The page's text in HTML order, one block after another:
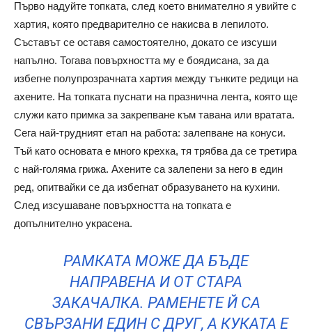
Първо надуйте топката, след което внимателно я увийте с
хартия, която предварително се накисва в лепилото.
Съставът се оставя самостоятелно, докато се изсуши
напълно. Тогава повърхността му е боядисана, за да
избегне полупрозрачната хартия между тънките редици на
ахените. На топката пуснати на празнична лента, която ще
служи като примка за закрепване към тавана или вратата.
Сега най-трудният етап на работа: залепване на конуси.
Тъй като основата е много крехка, тя трябва да се третира
с най-голяма грижа. Ахените са залепени за него в един
ред, опитвайки се да избегнат образуването на кухини.
След изсушаване повърхността на топката е
допълнително украсена.
РАМКАТА МОЖЕ ДА БЪДЕ
НАПРАВЕНА И ОТ СТАРА
ЗАКАЧАЛКА. РАМЕНЕТЕ Й СА
СВЪРЗАНИ ЕДИН С ДРУГ, А КУКАТА Е